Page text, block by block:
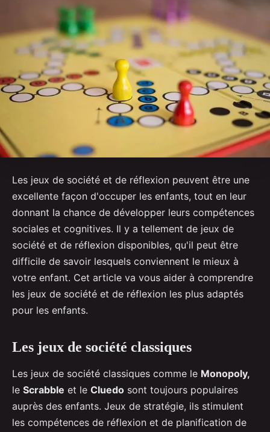
Les jeux de société et de réflexion peuvent être une
excellente façon d'occuper les enfants, tout en leur
donnant la chance de développer leurs compétences
sociales et cognitives. Il y a tellement de jeux de
société et de réflexion disponibles, qu'il peut être
difficile de savoir lesquels conviennent le mieux à
votre enfant. Cet article va vous aider à comprendre
les jeux de société et de réflexion les plus adaptés
pour les enfants.
Les jeux de société classiques
Les jeux de société classiques comme le Monopoly,
le Scrabble et le Cluedo sont toujours populaires
auprès des enfants. Jeux de stratégie, ils stimulent
les compétences de réflexion et de planification de